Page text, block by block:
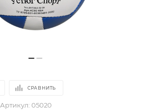
СРАВНИТЬ
Артикул: 05020